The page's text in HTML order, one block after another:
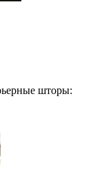
шторы: